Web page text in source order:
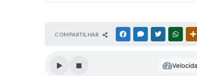
COMPARTILHAR FACEBOOKMESSENGER
TWITTER